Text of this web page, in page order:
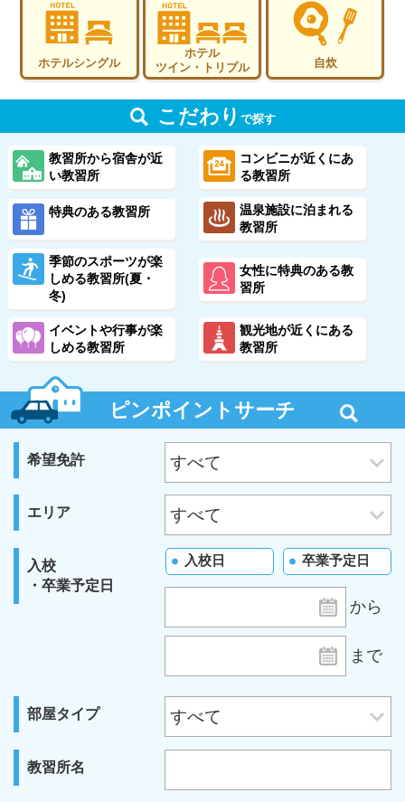
ホテルシングル
ホテル
ツイン・トリプル
自炊
こだわり で探す
教習所から宿舎が近
い教習所
コンビニが近くにあ
る教習所
特典のある教習所
温泉施設に泊まれる
教習所
季節のスポーツが楽
しめる教習所(夏・
冬)
女性に特典のある教
習所
イベントや行事が楽
しめる教習所
観光地が近くにある
教習所
ピンポイントサーチ
希望免許
エリア
入校
・卒業予定日
入校日 卒業予定日
から
まで
部屋タイプ
教習所名